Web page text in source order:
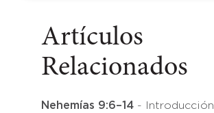
Artículos
Relacionados
Nehemías 9:6–14 - Introducción